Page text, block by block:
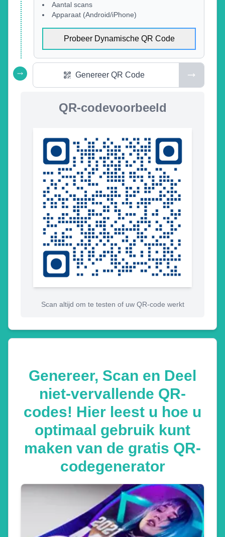
Aantal scans
Apparaat (Android/iPhone)
Probeer Dynamische QR Code
Genereer QR Code
QR-codevoorbeeld
Scan altijd om te testen of uw QR-code werkt
Genereer, Scan en Deel
niet-vervallende QR-
codes! Hier leest u hoe u
optimaal gebruik kunt
maken van de gratis QR-
codegenerator